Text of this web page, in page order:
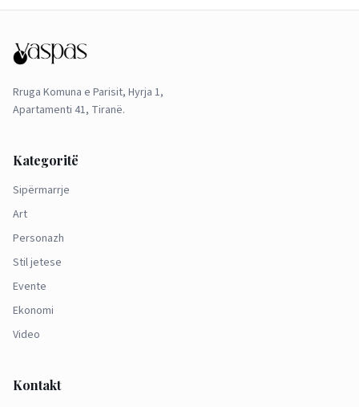
Rruga Komuna e Parisit, Hyrja 1,
Apartamenti 41, Tiranë.
Kategoritë
Sipërmarrje
Art
Personazh
Stil jetese
Evente
Ekonomi
Video
Kontakt